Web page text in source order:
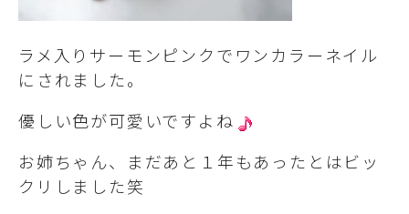
ラメ入りサーモンピンクでワンカラーネイル
にされました。
優しい色が可愛いですよね
お姉ちゃん、まだあと１年もあったとはビッ
クリしました笑